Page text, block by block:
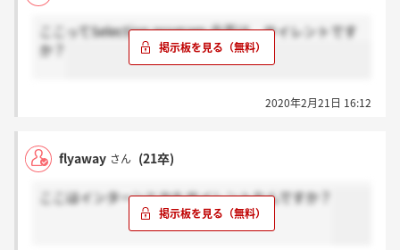
ここってSelection program 合否は、サイレントです
か？
2020年2月21日 16:12
flyaway さん (21卒)
ここはインターンとかもサイレントなんですか？